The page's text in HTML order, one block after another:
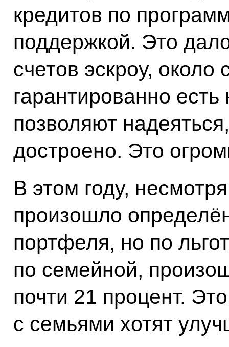
кредитов по
поддержкой. Это
счетов эскроу,
гарантированно
позволяют
достроено. Это
В этом году,
произошло
портфеля, но по
по семейной,
почти 21 процент.
с семьями хотят